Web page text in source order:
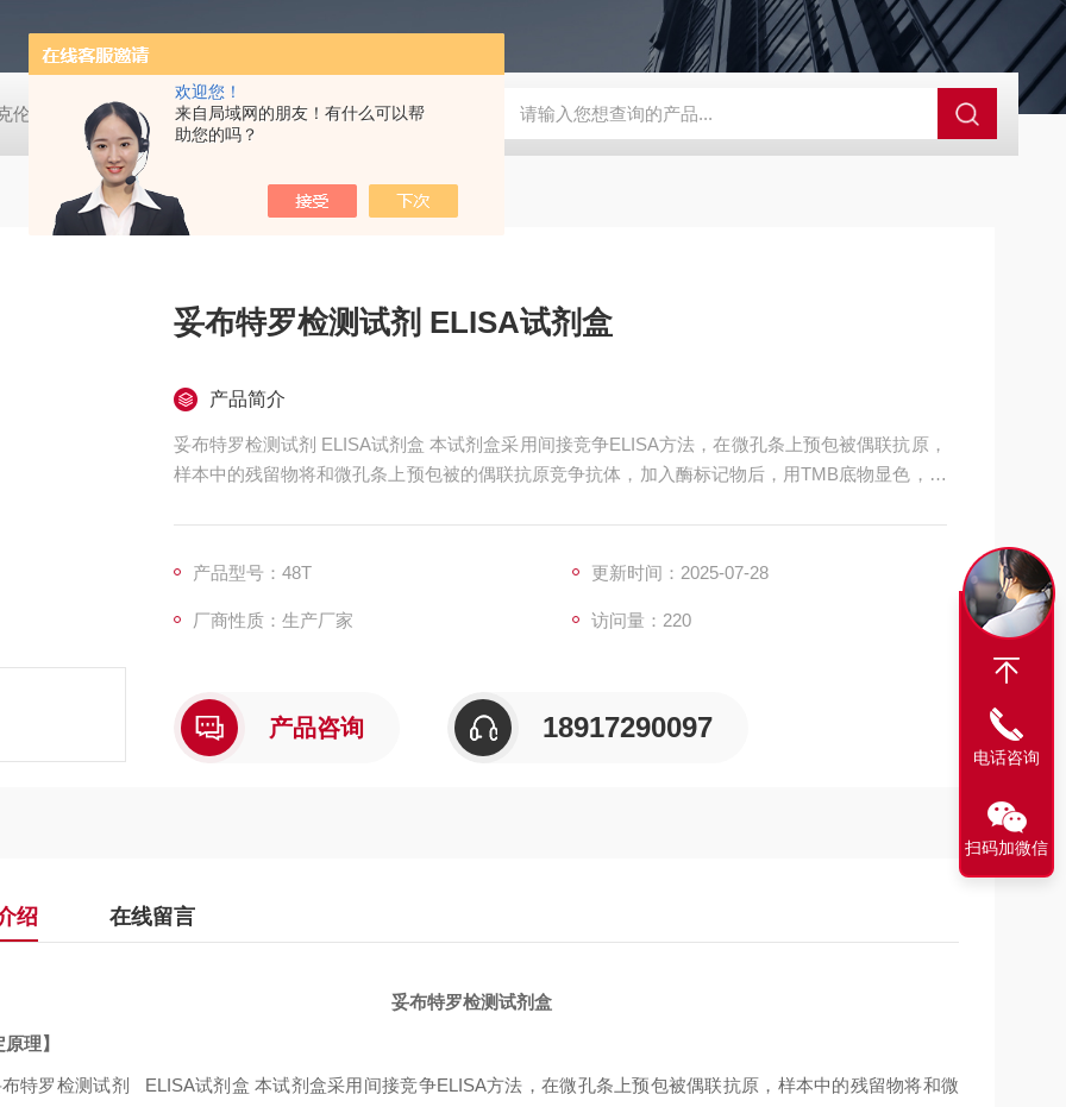
欢迎您！
来自局域网的朋友！有什么可以帮
助您的吗？
伦特罗ELISA检测试剂盒 瘦肉精检测 25T猫疱疹病毒检测试剂盒 48T隐性孔雀石绿检测ELISA试剂盒 25T支原体检测试剂盒
妥布特罗检测试剂 ELISA试剂盒
产品简介
妥布特罗检测试剂 ELISA试剂盒 本试剂盒采用间接竞争ELISA方法，在微孔条上预包被偶联抗原，
样本中的残留物将和微孔条上预包被的偶联抗原竞争抗体，加入酶标记物后，用TMB底物显色，样
产品型号：48T
更新时间：2025-07-28
厂商性质：生产厂家 访问量：220
产品咨询 18917290097
绍 在线留言
妥布特罗检测试剂盒
原理】
特罗检测试剂 ELISA试剂盒 本试剂盒采用间接竞争ELISA方法，在微孔条上预包被偶联抗原，样本中的残留物将和微
电话咨询
扫码加微信